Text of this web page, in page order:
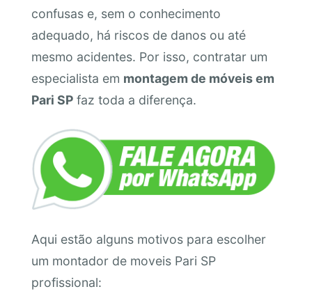
confusas e, sem o conhecimento
adequado, há riscos de danos ou até
mesmo acidentes. Por isso, contratar um
especialista em montagem de móveis em
Pari SPfaz toda a diferença.
Aqui estão alguns motivos para escolher
um montador de moveis Pari SP
profissional: